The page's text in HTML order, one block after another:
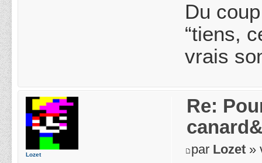
Du
“tiens,
vrais
Re:
par Lozet »
Lozet